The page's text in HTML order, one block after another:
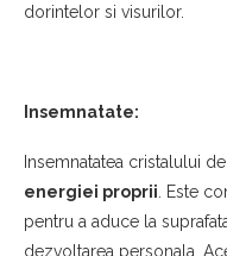
dorintelor si visurilor.
Insemnatate:
Insemnatatea cristalului
energiei proprii . Este
pentru a aduce la
dezvoltarea personala.